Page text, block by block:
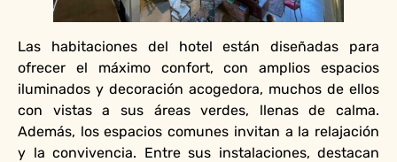
Las habitaciones del hotel están diseñadas para
ofrecer el máximo confort, con amplios espacios
iluminados y decoración acogedora, muchos de ellos
con vistas a sus áreas verdes, llenas de calma.
Además, los espacios comunes invitan a la relajación
y la convivencia. Entre sus instalaciones, destacan